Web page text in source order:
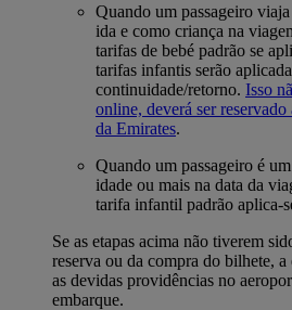
Quando um passageiro
ida e como criança na
tarifas de bebé padrão se
tarifas infantis serão
continuidade/retorno. Isso
online, deverá ser
da Emirates.
Quando um passageiro é
idade ou mais na data da
tarifa infantil padrão aplica-
Se as etapas acima não tiverem
reserva ou da compra do bilhete,
as devidas providências no
embarque.